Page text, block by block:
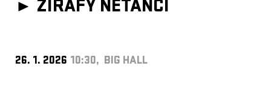
► ŽIRAFY NETANČÍ
26. 1. 2026 10:30, BIG HALL